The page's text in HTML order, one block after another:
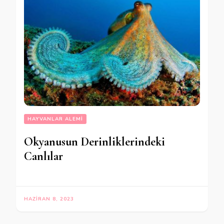
HAYVANLAR ALEMI
Okyanusun Derinliklerindeki
Canlılar
HAZIRAN 8, 2023